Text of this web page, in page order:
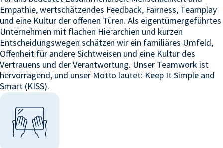
Empathie, wertschätzendes Feedback, Fairness, Teamplay
und eine Kultur der offenen Türen. Als eigentümergeführtes
Unternehmen mit flachen Hierarchien und kurzen
Entscheidungswegen schätzen wir ein familiäres Umfeld,
Offenheit für andere Sichtweisen und eine Kultur des
Vertrauens und der Verantwortung. Unser Teamwork ist
hervorragend, und unser Motto lautet: Keep It Simple and
Smart (KISS).